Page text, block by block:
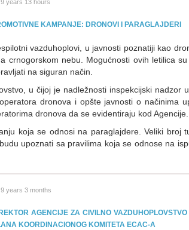
9 years 13 hours
KAMPANJE: DRONOVI I PARAGLAJDERI
vazduhoplovi, u javnosti poznatiji kao
crnogorskom nebu. Mogućnosti ovih letilica
na siguran način.
u čijoj je nadležnosti inspekcijski nadzor
dronova i opšte javnosti o načinima
dronova da se evidentiraju kod Agencije.
koja se odnosi na paraglajdere. Veliki broj
upoznati sa pravilima koja se odnose na
9 years 3 months
AGENCIJE ZA CIVILNO
KOORDINACIONOG KOMITETA ECAC-A